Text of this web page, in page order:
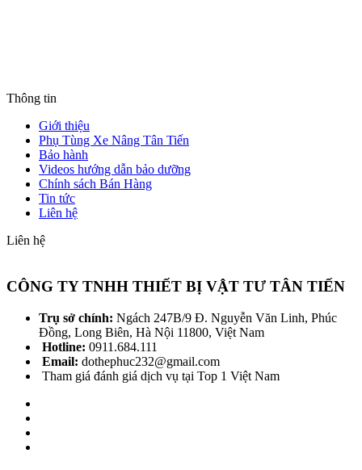
Thông tin
Giới thiệu
Phụ Tùng Xe Nâng Tân Tiến
Bảo hành
Videos hướng dẫn bảo dưỡng
Chính sách Bán Hàng
Tin tức
Liên hệ
Liên hệ
CÔNG TY TNHH THIẾT BỊ VẬT TƯ TÂN TIẾN
Trụ sở chính: Ngách 247B/9 Đ. Nguyễn Văn Linh, Phúc
Đồng, Long Biên, Hà Nội 11800, Việt Nam
Hotline: 0911.684.111
Email: dothephuc232@gmail.com
Tham giá đánh giá dịch vụ tại Top 1 Việt Nam